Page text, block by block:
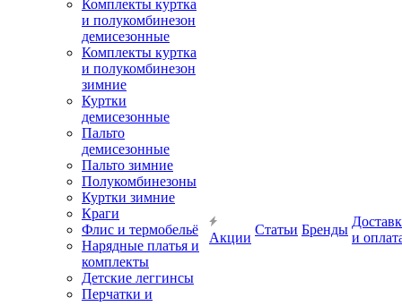
Комплекты куртка
и полукомбинезон
демисезонные
Комплекты куртка
и полукомбинезон
зимние
Куртки
демисезонные
Пальто
демисезонные
Пальто зимние
Полукомбинезоны
Куртки зимние
Краги
Флис и термобельё
Нарядные платья и
комплекты
Детские леггинсы
Перчатки и
Акции
Статьи Бренды
и